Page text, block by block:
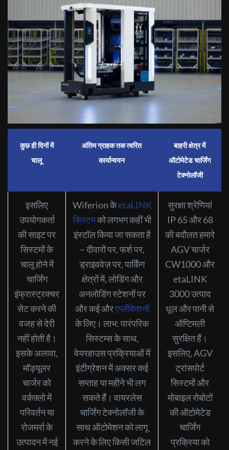
कुछ ही दिनों में
चालू
अंतिम ग्राहक तक त्वरित
कार्यान्वयन
बाहरी क्षेत्र में
ऑटोमेटेड चार्जिंग
टेक्नोलॉजी
इसलिए
उपयोगकर्ता
की साइट पर
सिस्टमों के
चालू होने में
चार्जिंग
इंफ्रास्ट्रक्चर
सेट करने की
वजह से देरी
नहीं होती है।
इसके अलावा,
मॉड्यूलर
चार्जर को
वर्कफ़्लो में
परिवर्तन या
रोजमर्रा के
उत्पादन में नई
Wiferion केetaLINK
सिस्टमको लगभग कहीं भी
इंस्टॉल किया जा सकता है
– दीवारों पर, फर्श पर,
ड्राइववेज़ पर, पार्किंग
क्षेत्रों में, लोडिंग और
अनलोडिंग स्टेशनों पर
और कई औरएप्लीकेशनों
के लिए। लाभ: पारंपरिक
सिस्टम्स के साथ,
वेयरहाउस प्रक्रियाओं में
इंटीग्रेशन में अक्सर कई
सप्ताह या महीने भी लग
सकते हैं। वायरलेस
चार्जिंग टेक्नोलॉजी के
साथ ऑटोमेशन को लागू
करने के लिए किसी जटिल
सुरक्षा श्रेणियां
IP 65 और 68
की बदौलत हमारे
AGV चार्जर
CW1000 और
etaLINK
3000 उत्पाद
धूल और पानी से
ऑप्टिमली
सुरक्षित हैं।
इसलिए, AGV
ट्रांसपोर्ट
सिस्टमों और
मोबाइल रोबोटों
की ऑटोमेटेड
चार्जिंग
प्रक्रिया को